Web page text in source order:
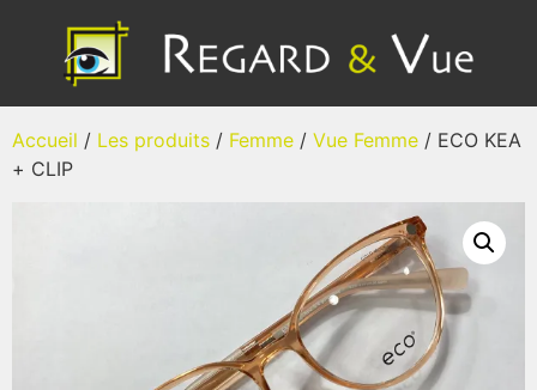
Accueil / Les produits / Femme / Vue Femme / ECO KEA
+ CLIP